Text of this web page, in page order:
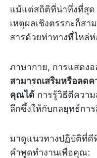
แม้แต่สถิติที่น่าทึ่งที่สุด
เหตุผลเชิงตรรกะก็ส
สารด้วยท่าทางที่ไหล่
ภาษากาย, การแสดง
สามารถเสริมหรือลด
คุณได้ การรู้วิธีตีควา
ลึกซึ้งให้กับกลยุทธ์กา
มาดูแนวทางปฏิบัติที่ดี
คำพูดทำงานเพื่อคุณ: